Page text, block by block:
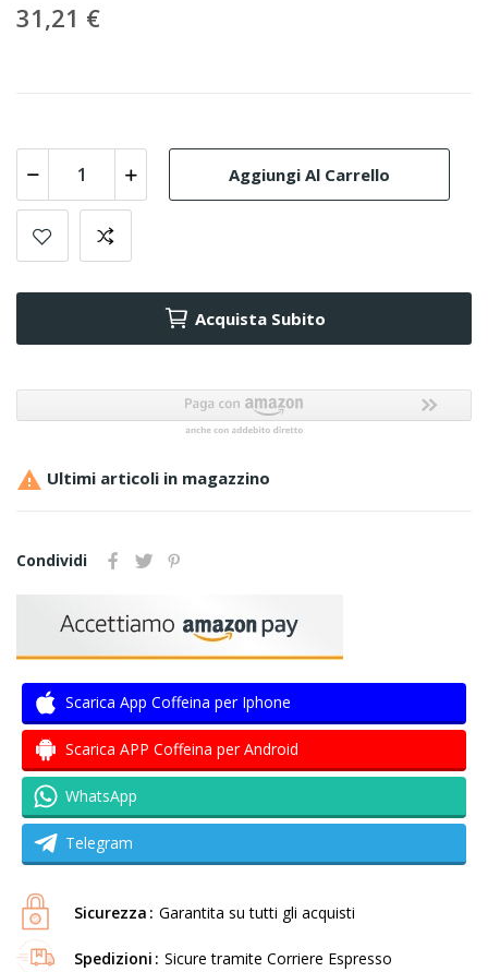
31,21 €
Aggiungi Al Carrello
Acquista Subito
 Ultimi articoli in magazzino
Condividi
Scarica App Coffeina per Iphone
Scarica APP Coffeina per Android
WhatsApp
Telegram
Sicurezza Garantita su tutti gli acquisti
Spedizioni Sicure tramite Corriere Espresso